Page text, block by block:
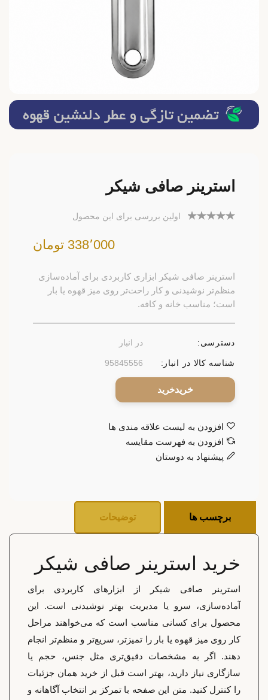
استرینر صافی شیکر
اولین بررسی برای این محصول
338٬000 تومان
استرینر صافی شیکر ابزاری کاربردی برای آماده‌سازی
منظم‌تر نوشیدنی و کار راحت‌تر روی میز قهوه یا بار
است؛ مناسب خانه و کافه.
دسترسی: در انبار
شناسه کالا در انبار: 95845556
خرید
افزودن به لیست علاقه مندی ها
افزودن به فهرست مقایسه
پیشنهاد به دوستان
توضیحات برچسب ها
خرید استرینر صافی شیکر
استرینر صافی شیکر از ابزارهای کاربردی برای
آماده‌سازی، سرو یا مدیریت بهتر نوشیدنی است. این
محصول برای کسانی مناسب است که می‌خواهند مراحل
کار روی میز قهوه یا بار را تمیزتر، سریع‌تر و منظم‌تر انجام
دهند. اگر به مشخصات دقیق‌تری مثل جنس، حجم یا
سازگاری نیاز دارید، بهتر است قبل از خرید همان جزئیات
را کنترل کنید. متن این صفحه با تمرکز بر انتخاب آگاهانه و